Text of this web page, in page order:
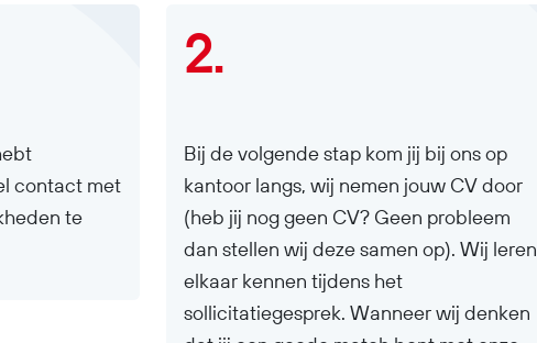
contact met
te
2.
Bij de volgende stap kom jij bij ons op
kantoor langs, wij nemen jouw CV door
(heb jij nog geen CV? Geen probleem
dan stellen wij deze samen op). Wij leren
elkaar kennen tijdens het
sollicitatiegesprek. Wanneer wij denken